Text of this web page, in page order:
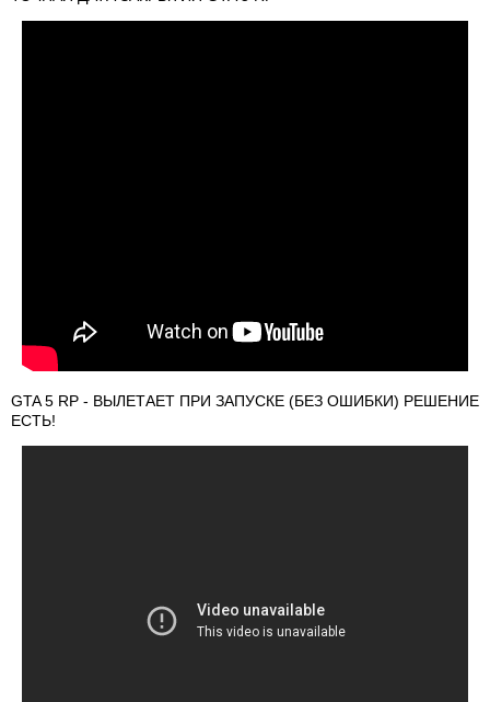
GTA 5 RP - ВЫЛЕТАЕТ ПРИ ЗАПУСКЕ (БЕЗ ОШИБКИ) РЕШЕНИЕ
ЕСТЬ!